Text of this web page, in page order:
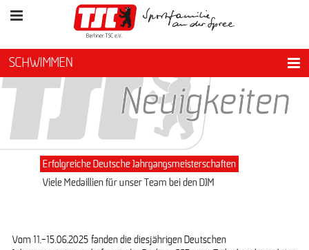
SCHWIMMEN
Erfolgreiche Deutsche Jahrgangsmeisterschaften
Viele Medaillien für unser Team bei den DJM
Vom 11.-15.06.2025 fanden die diesjährigen Deutschen